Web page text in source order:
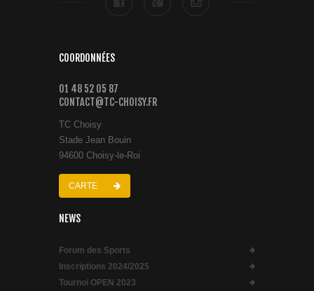
COORDONNÉES
01 48 52 05 87
CONTACT@TC-CHOISY.FR
TC Choisy
Stade Jean Bouin
94600 Choisy-le-Roi
CARTE
NEWS
Forum des Sports
Inscriptions 2024/2025
Tournoi OPEN 2023